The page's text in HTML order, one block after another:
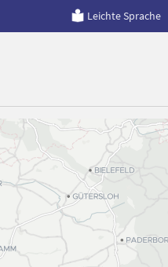
Leichte Sprache